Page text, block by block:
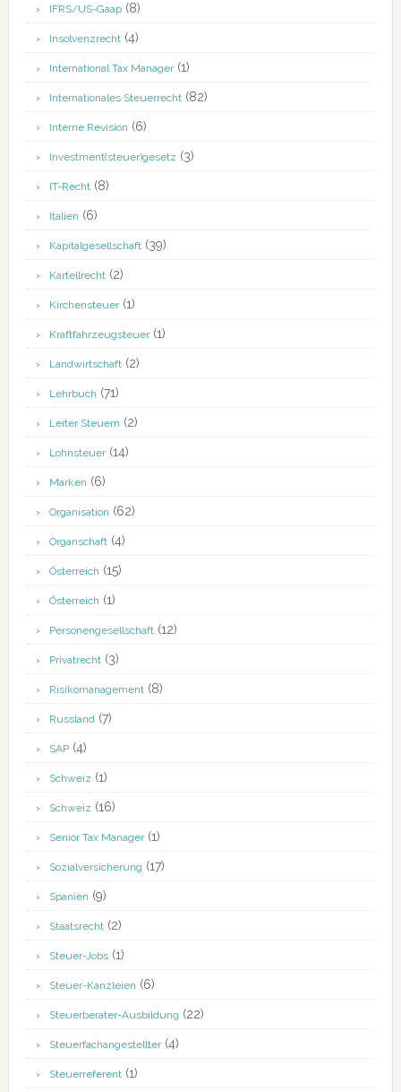
IFRS/US-Gaap(8)
Insolvenzrecht(4)
International Tax Manager(1)
Internationales Steuerrecht(82)
Interne Revision (6)
Investment(steuer)gesetz (3)
IT-Recht(8)
Italien (6)
Kapitalgesellschaft(39)
Kartellrecht(2)
Kirchensteuer(1)
Kraftfahrzeugsteuer(1)
Landwirtschaft(2)
Lehrbuch (71)
Leiter Steuern (2)
Lohnsteuer(14)
Marken (6)
Organisation (62)
Organschaft(4)
Österreich (15)
Österreich (1)
Personengesellschaft(12)
Privatrecht(3)
Risikomanagement(8)
Russland(7)
SAP(4)
Schweiz (1)
Schweiz (16)
Senior Tax Manager(1)
Sozialversicherung (17)
Spanien (9)
Staatsrecht(2)
Steuer-Jobs(1)
Steuer-Kanzleien (6)
Steuerberater-Ausbildung (22)
Steuerfachangestellter(4)
Steuerreferent(1)